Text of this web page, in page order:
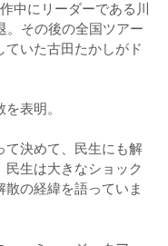
中にリーダーである川
。その後の全国ツアー
いた古田たかしがド
表明。
て決めて、民生にも解
生は大きなショック
の経緯を語っていま